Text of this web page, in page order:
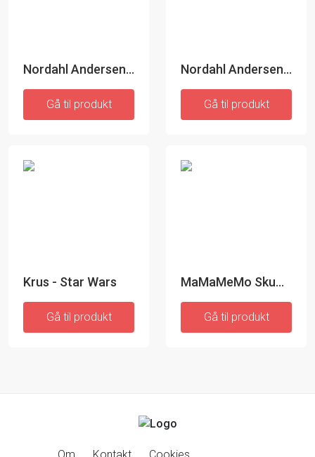
Nordahl Andersen Bordflag - Sølvplet
Gå til produkt
Nordahl Andersen Bordflag med dåbsfod - fortinnet
Gå til produkt
Krus - Star Wars
Gå til produkt
MaMaMeMo Skummetmælk
Gå til produkt